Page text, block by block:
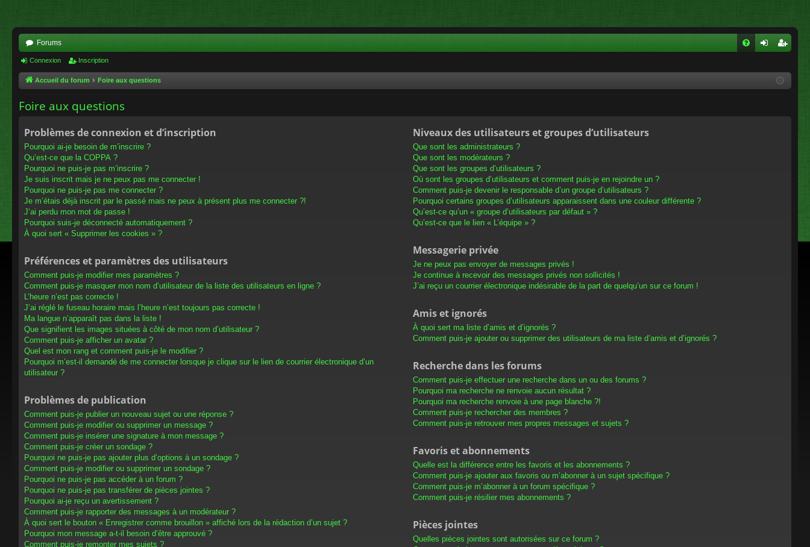
Forums
cri
Connexion Inscription
Accueil du forum Foire aux questions
Foire aux questions
Problèmes de connexion et d’inscription
Pourquoi ai-je besoin de m’inscrire ?
Qu’est-ce que la COPPA ?
Pourquoi ne puis-je pas m’inscrire ?
Je suis inscrit mais je ne peux pas me connecter !
Pourquoi ne puis-je pas me connecter ?
Je m’étais déjà inscrit par le passé mais ne peux à présent plus me connecter ?!
J’ai perdu mon mot de passe !
Pourquoi suis-je déconnecté automatiquement ?
À quoi sert « Supprimer les cookies » ?
Préférences et paramètres des utilisateurs
Comment puis-je modifier mes paramètres ?
Comment puis-je masquer mon nom d’utilisateur de la liste des utilisateurs en ligne ?
L’heure n’est pas correcte !
J’ai réglé le fuseau horaire mais l’heure n’est toujours pas correcte !
Ma langue n’apparaît pas dans la liste !
Que signifient les images situées à côté de mon nom d’utilisateur ?
Comment puis-je afficher un avatar ?
Quel est mon rang et comment puis-je le modifier ?
Pourquoi m’est-il demandé de me connecter lorsque je clique sur le lien de courrier électronique d’un
utilisateur ?
Problèmes de publication
Comment puis-je publier un nouveau sujet ou une réponse ?
Comment puis-je modifier ou supprimer un message ?
Comment puis-je insérer une signature à mon message ?
Comment puis-je créer un sondage ?
Pourquoi ne puis-je pas ajouter plus d’options à un sondage ?
Comment puis-je modifier ou supprimer un sondage ?
Pourquoi ne puis-je pas accéder à un forum ?
Pourquoi ne puis-je pas transférer de pièces jointes ?
Pourquoi ai-je reçu un avertissement ?
Comment puis-je rapporter des messages à un modérateur ?
À quoi sert le bouton « Enregistrer comme brouillon » affiché lors de la rédaction d’un sujet ?
Pourquoi mon message a-t-il besoin d’être approuvé ?
Comment puis-je remonter mes sujets ?
Niveaux des utilisateurs et groupes d’utilisateurs
Que sont les administrateurs ?
Que sont les modérateurs ?
Que sont les groupes d’utilisateurs ?
Où sont les groupes d’utilisateurs et comment puis-je en rejoindre un ?
Comment puis-je devenir le responsable d’un groupe d’utilisateurs ?
Pourquoi certains groupes d’utilisateurs apparaissent dans une couleur différente ?
Qu’est-ce qu’un « groupe d’utilisateurs par défaut » ?
Qu’est-ce que le lien « L’équipe » ?
Messagerie privée
Je ne peux pas envoyer de messages privés !
Je continue à recevoir des messages privés non sollicités !
J’ai reçu un courrier électronique indésirable de la part de quelqu’un sur ce forum !
Amis et ignorés
À quoi sert ma liste d’amis et d’ignorés ?
Comment puis-je ajouter ou supprimer des utilisateurs de ma liste d’amis et d’ignorés ?
Recherche dans les forums
Comment puis-je effectuer une recherche dans un ou des forums ?
Pourquoi ma recherche ne renvoie aucun résultat ?
Pourquoi ma recherche renvoie à une page blanche ?!
Comment puis-je rechercher des membres ?
Comment puis-je retrouver mes propres messages et sujets ?
Favoris et abonnements
Quelle est la différence entre les favoris et les abonnements ?
Comment puis-je ajouter aux favoris ou m’abonner à un sujet spécifique ?
Comment puis-je m’abonner à un forum spécifique ?
Comment puis-je résilier mes abonnements ?
Pièces jointes
Quelles pièces jointes sont autorisées sur ce forum ?